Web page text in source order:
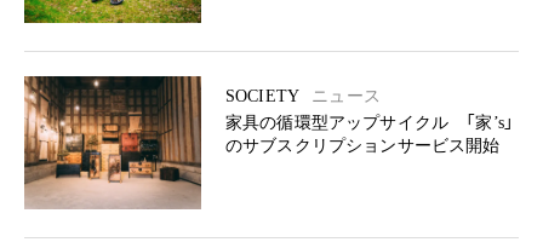
SOCIETY
ニュース
家具の循環型アップサイクル 「家’s」
のサブスクリプションサービス開始